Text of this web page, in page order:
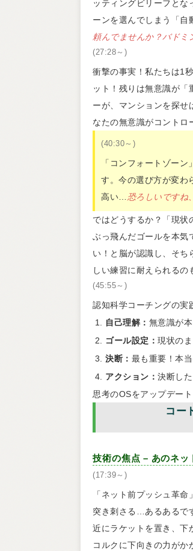
ッティングビリーフとな
ーンを選んでしまう「自
頼んでませんか？バドミ
(27:28～)
衝撃の事実！私たちは1
ット！残りは無意識が「
ーが、マンションを探せ
なたの無意識がコントロ
(40:30～)
「コンフォートゾー
す。今の選び方が変わ
高い…恐ろしいですね
ではどうするか？「現状
ぶっ飛んだゴールを本気
い！と脳が認識し、そち
しい練習に耐えられるの
(45:55～)
認知科学コーチングの実
自己理解： 無意識が
ゴール設定：現状の
決断： 最も重要！本
アクション：決断し
思考のOSをアップデー
コー
技術の焦点 – あのネッ
(17:39～)
「ネット前プッシュ革
突き刺さる…あるあるで
近にラケットを置き、下
コルクに下向きの力が